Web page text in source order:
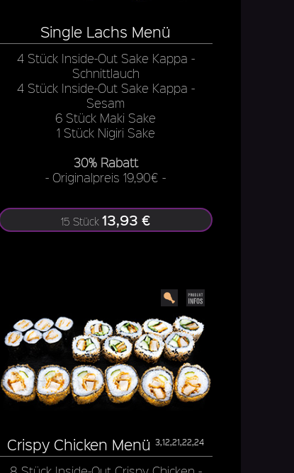
Single Lachs Menü
4 Stück Inside-Out Sake Kappa -
Schnittlauch
4 Stück Inside-Out Sake Kappa -
Sesam
6 Stück Maki Sake
1 Stück Nigiri Sake
30% Rabatt
- Originalpreis 19,90€ -
15 Stück 13,93 €
Crispy Chicken Menü 3,12,21,22,24